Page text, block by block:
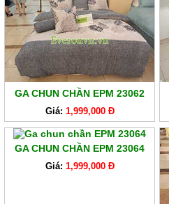
GA CHUN CHẦN EPM 23062
Giá: 1,999,000 Đ
GA CHUN CHẦN EPM 23064
Giá: 1,999,000 Đ